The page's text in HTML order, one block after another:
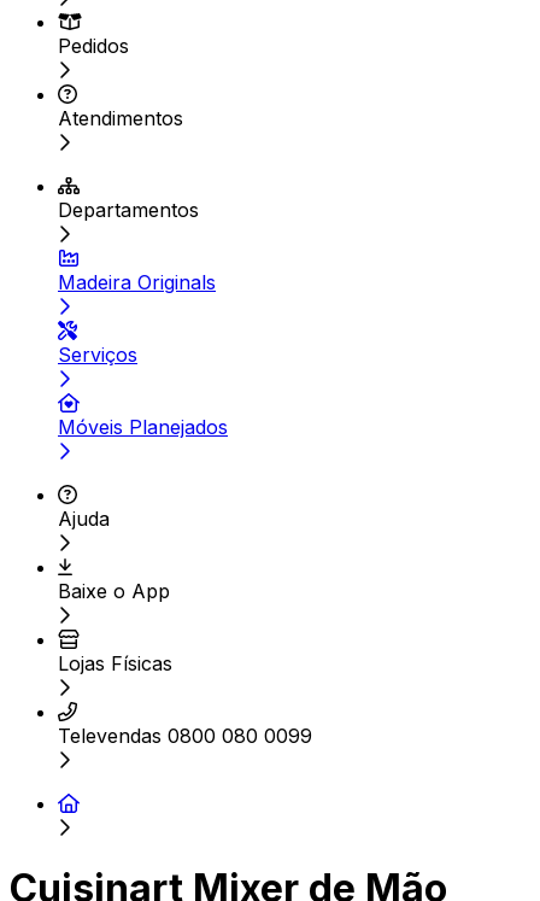
Pedidos
Atendimentos
Departamentos
Madeira Originals
Serviços
Móveis Planejados
Ajuda
Baixe o App
Lojas Físicas
Televendas 0800 080 0099
Cuisinart Mixer de Mão